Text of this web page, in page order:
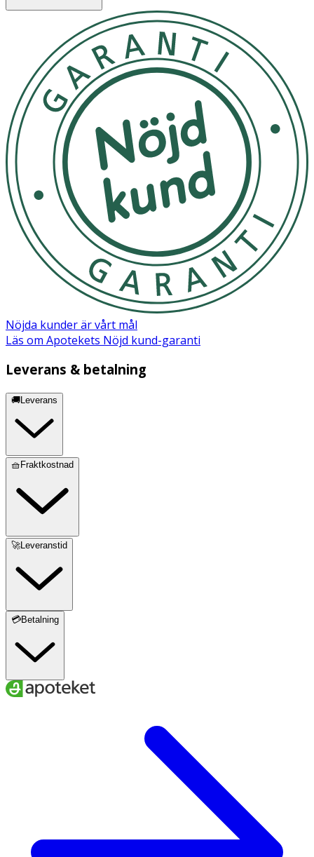
- Stretch-tight design – inga remmar eller tejp behövs
- Enkelt att ta på och av
- Passar vuxna
Användning
1. Öppna hålet i silikonskyddet så brett som möjligt.
2. Placera försiktigt benet i skyddet.
3. Kontrollera att skyddet täcker hela gipset eller
bandaget.
4. Räta ut silikonkanten och se till att den sluter tätt
mot huden.
Varning och säkerhet:
- Undvik direktkontakt mellan sår och skydd.
- Var försiktig när du gåt på vått underlag med skyddet
på.
- Föräldrarövervakning rekommenderas på grund av
potentiell risk för kvävning.
- Undvik vassa och hårda föremål som kan skada skyddet.
Förvaring
Förvaras under normala förhållanden, ej i direkt solljus.
Nöjda kunder är vårt mål
Läs om Apotekets Nöjd kund-garanti
Leverans & betalning
🚚Leverans
🧺Fraktkostnad
🚀Leveranstid
💳Betalning